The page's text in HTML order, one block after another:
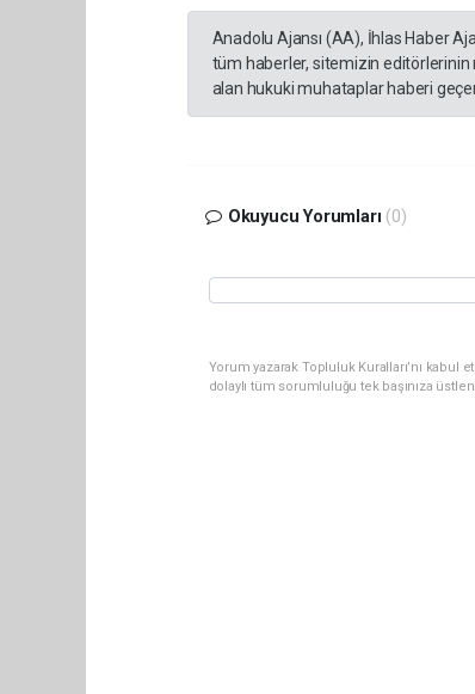
Anadolu Ajansı (AA), İhlas Haber
tüm haberler, sitemizin editörlerinin
alan hukuki muhataplar haberi
Okuyucu Yorumları (0)
Yorum yazarak Topluluk Kuralları’nı
dolaylı tüm sorumluluğu tek başınıza